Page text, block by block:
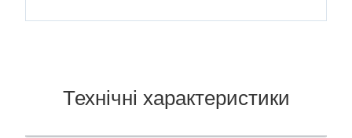
Технічні характеристики